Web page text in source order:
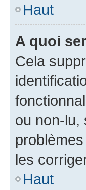
Haut
A quoi
Cela
ou non-lu,
les
Haut